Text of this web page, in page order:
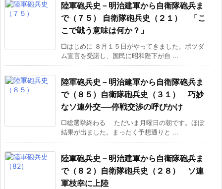
陸軍砲兵史－明治建軍から自衛隊砲兵ま
で（７５） 自衛隊砲兵史（２１） 「こ
こで戦う意味は何か？」
□はじめに ８月１５日がやってきました。ポツダ
ム宣言を受諾し、国民に昭和陛下が自 ...
陸軍砲兵史－明治建軍から自衛隊砲兵ま
で（８５）自衛隊砲兵史（３１） 巧妙
なソ連外交──停戦交渉の呼びかけ
□総選挙終わる ただいま月曜日の朝です。ほぼ
結果が出ました。まったく予想通りと ...
陸軍砲兵史－明治建軍から自衛隊砲兵ま
で（８２）自衛隊砲兵史（２８） ソ連
軍枝幸に上陸